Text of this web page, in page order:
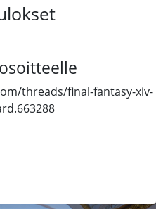
threads/final-fantasy-xiv-